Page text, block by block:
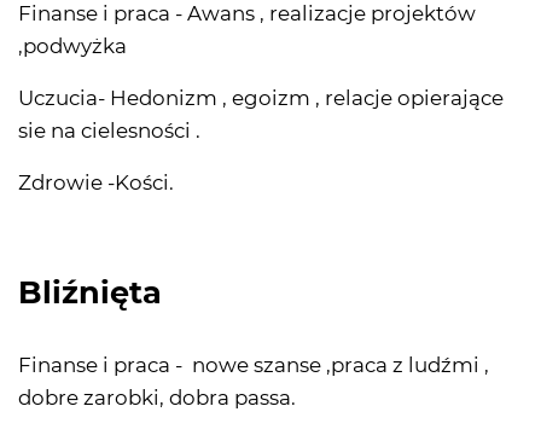
Finanse i praca - Awans , realizacje projektów
,podwyżka
Uczucia- Hedonizm , egoizm , relacje opierające
sie na cielesności .
Zdrowie -Kości.
Bliźnięta
Finanse i praca - nowe szanse ,praca z ludźmi ,
dobre zarobki, dobra passa.